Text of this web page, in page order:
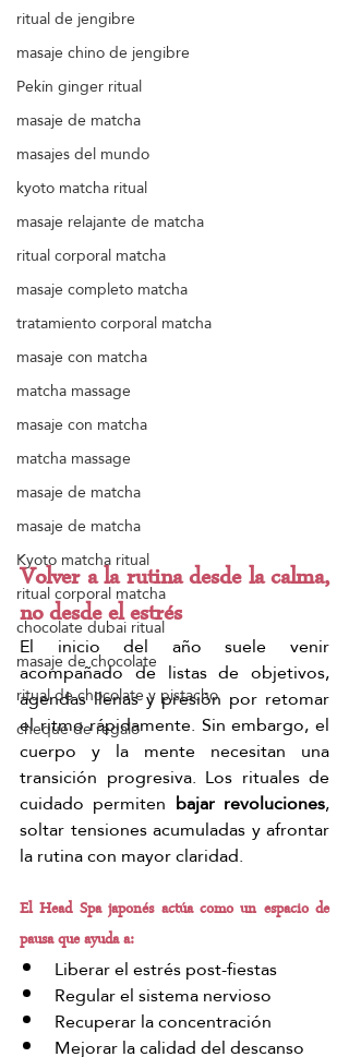
ritual de jengibre
masaje chino de jengibre
Pekín ginger ritual
masaje de matcha
masajes del mundo
kyoto matcha ritual
masaje relajante de matcha
ritual corporal matcha
masaje completo matcha
tratamiento corporal matcha
masaje con matcha
matcha massage
masaje con matcha
matcha massage
masaje de matcha
masaje de matcha
Kyoto matcha ritual
ritual corporal matcha
chocolate dubai ritual
masaje de chocolate
ritual de chocolate y pistacho
cheque de regalo
Volver a la rutina desde la calma,
no desde el estrés
El inicio del año suele venir
acompañado de listas de objetivos,
agendas llenas y presión por retomar
el ritmo rápidamente. Sin embargo, el
cuerpo y la mente necesitan una
transición progresiva. Los rituales de
cuidado permiten bajar revoluciones,
soltar tensiones acumuladas y afrontar
la rutina con mayor claridad.
El Head Spa japonés actúa como un espacio de
pausa que ayuda a:
Liberar el estrés post-fiestas
Regular el sistema nervioso
Recuperar la concentración
Mejorar la calidad del descanso